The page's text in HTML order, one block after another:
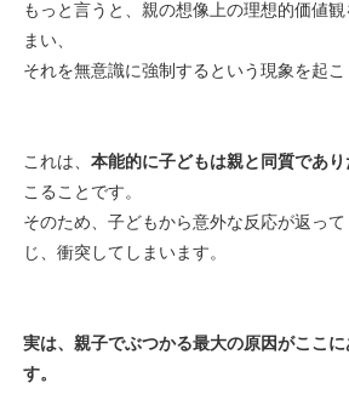
もっと言うと、親の想像上の理想的価値
まい、
それを無意識に強制するという現象を起こ
これは、本能的に子どもは親と同質であ
こることです。
そのため、子どもから意外な反応が返っ
じ、衝突してしまいます。
実は、親子でぶつかる最大の原因がここ
す。